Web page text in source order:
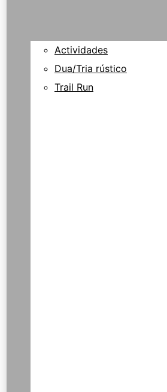
Actividades
Dua/Tria rústico
Trail Run